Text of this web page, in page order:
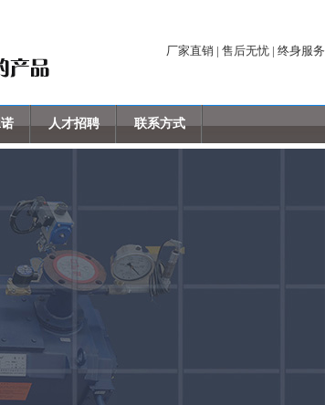
厂家直销 | 售后无忧 | 终身服务
人才招聘 联系方式